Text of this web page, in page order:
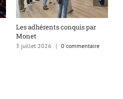
Les adhérents conquis par
Monet
3 juillet 2026 | 0 commentaire